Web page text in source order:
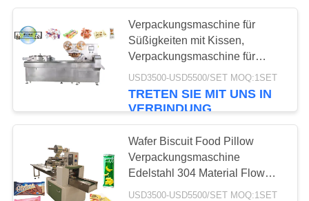
Plätzchen, das
Maschine bildet
10
Verpackungsmaschine für
Süßigkeiten mit Kissen,
Verpackungsmaschine für
Süßigkeiten mit Kissen,
Verpackungsmaschine für
Süßigkeiten mit Kuchen
USD3500-USD5500/SET MOQ:1SET
TRETEN SIE MIT UNS IN
VERBINDUNG
Wafer Biscuit Food Pillow
Verpackungsmaschine
Edelstahl 304 Material Flow
Verpackungsmaschine CE ISO
USD3500-USD5500/SET MOQ:1SET